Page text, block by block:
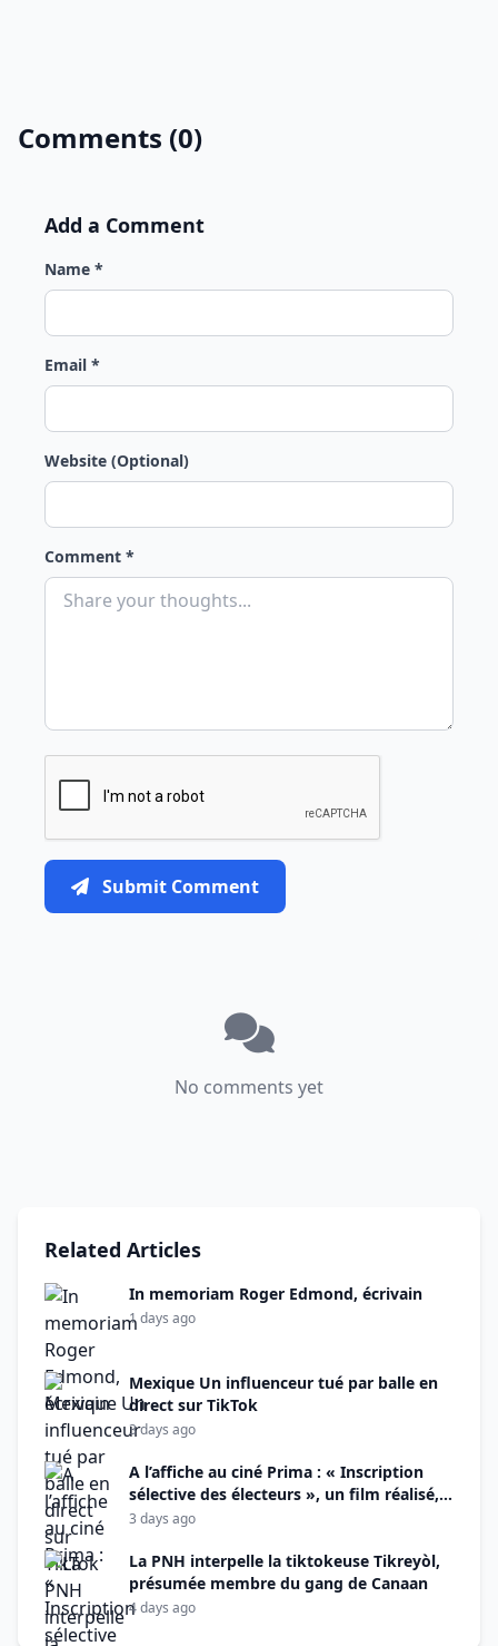
Comments (0)
Add a Comment
Name *
Email *
Website (Optional)
Comment *
Submit Comment
No comments yet
Related Articles
In memoriam Roger Edmond, écrivain
1 days ago
Mexique Un influenceur tué par balle en
direct sur TikTok
3 days ago
A l’affiche au ciné Prima : « Inscription
sélective des électeurs », un film réalisé,
monté et produit par Alix Didier Fils-Aimé
3 days ago
La PNH interpelle la tiktokeuse Tikreyòl,
présumée membre du gang de Canaan
4 days ago